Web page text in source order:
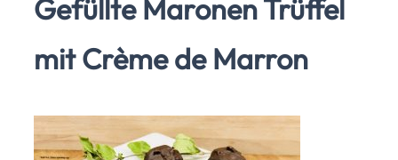
Gefüllte Maronen Trüffel
mit Crème de Marron